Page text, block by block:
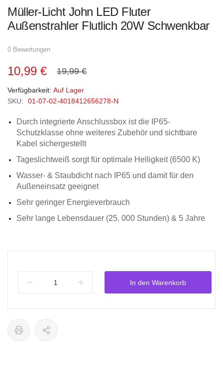
Zum
Anfang
der
Bildgalerie
Müller-Licht John LED Fluter
Außenstrahler Flutlich 20W Schwenkbar
0 Bewertungen
10,99 € 19,99 €
Verfügbarkeit: Auf Lager
SKU:
01-07-02-4018412656278-N
Durch integrierte Anschlussbox ist die IP65-
Schutzklasse ohne weiteres Zubehör und sichtbare
Kabel sichergestellt
Tageslichtweiß sorgt für optimale Helligkeit (6500 K)
Wasser- & Staubdicht nach IP65 und damit für den
Außeneinsatz geeignet
Sehr geringer Energieverbrauch
Sehr lange Lebensdauer (25. 000 Stunden) & 5 Jahre
In den Warenkorb